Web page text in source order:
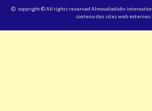
copyright © All rights reserved Almoudiadidtv
contenu des sites web externes.